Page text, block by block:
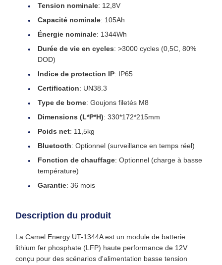
Tension nominale: 12,8V
Capacité nominale: 105Ah
Énergie nominale: 1344Wh
Durée de vie en cycles: >3000 cycles (0,5C, 80%
DOD)
Indice de protection IP: IP65
Certification: UN38.3
Type de borne: Goujons filetés M8
Dimensions (L*P*H): 330*172*215mm
Poids net: 11,5kg
Bluetooth: Optionnel (surveillance en temps réel)
Fonction de chauffage: Optionnel (charge à basse
température)
Garantie: 36 mois
Description du produit
La Camel Energy UT-1344A est un module de batterie
lithium fer phosphate (LFP) haute performance de 12V
conçu pour des scénarios d'alimentation basse tension